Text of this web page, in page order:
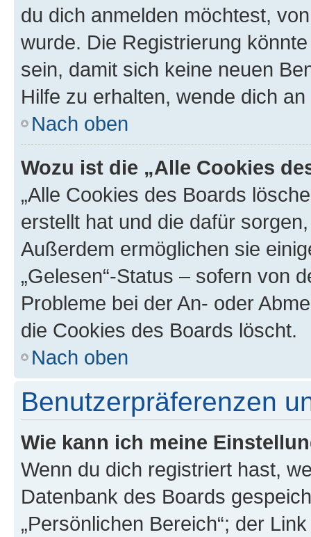
du dich anmelden möchtest,
wurde. Die Registrierung
sein, damit sich keine neuen
Hilfe zu erhalten, wende dich
Nach oben
Wozu ist die „Alle Cookies
„Alle Cookies des Boards
erstellt hat und die dafür
Außerdem ermöglichen sie
„Gelesen“-Status – sofern von
Probleme bei der An- oder
die Cookies des Boards löscht.
Nach oben
Benutzerpräferenzen
Wie kann ich meine
Wenn du dich registriert hast,
Datenbank des Boards
„Persönlichen Bereich“; der